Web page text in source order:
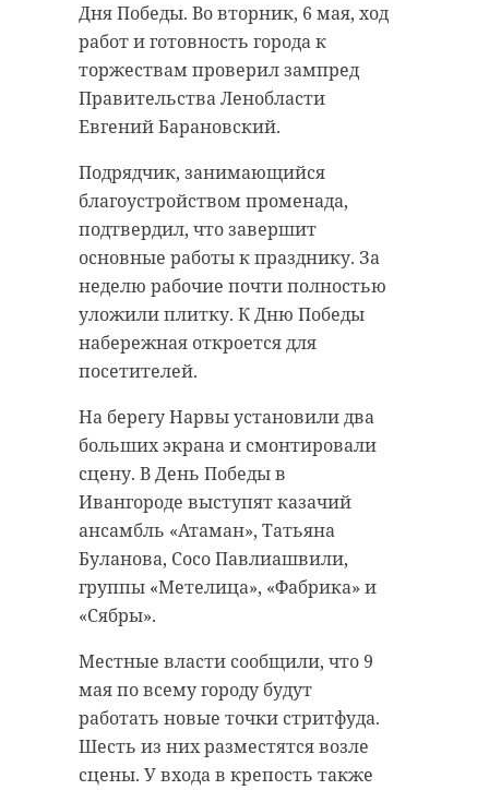
Дня Победы. Во вторник, 6 мая, ход
работ и готовность города к
торжествам проверил зампред
Правительства Ленобласти
Евгений Барановский.
Подрядчик, занимающийся
благоустройством променада,
подтвердил, что завершит
основные работы к празднику. За
неделю рабочие почти полностью
уложили плитку. К Дню Победы
набережная откроется для
посетителей.
На берегу Нарвы установили два
больших экрана и смонтировали
сцену. В День Победы в
Ивангороде выступят казачий
ансамбль «Атаман», Татьяна
Буланова, Сосо Павлиашвили,
группы «Метелица», «Фабрика» и
«Сябры».
Местные власти сообщили, что 9
мая по всему городу будут
работать новые точки стритфуда.
Шесть из них разместятся возле
сцены. У входа в крепость также